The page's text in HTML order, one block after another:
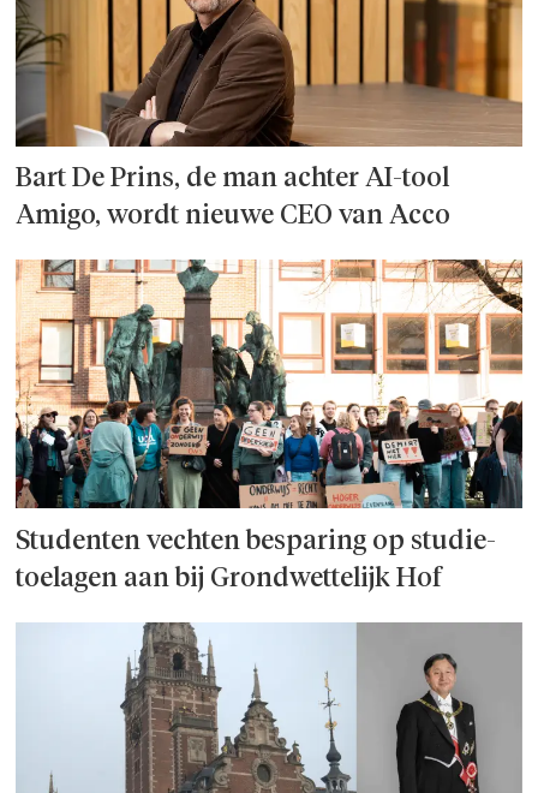
Bart De Prins, de man achter AI-tool
Amigo, wordt nieuwe CEO van Acco
Studenten vechten besparing op studie­
toelagen aan bij Grondwettelijk Hof